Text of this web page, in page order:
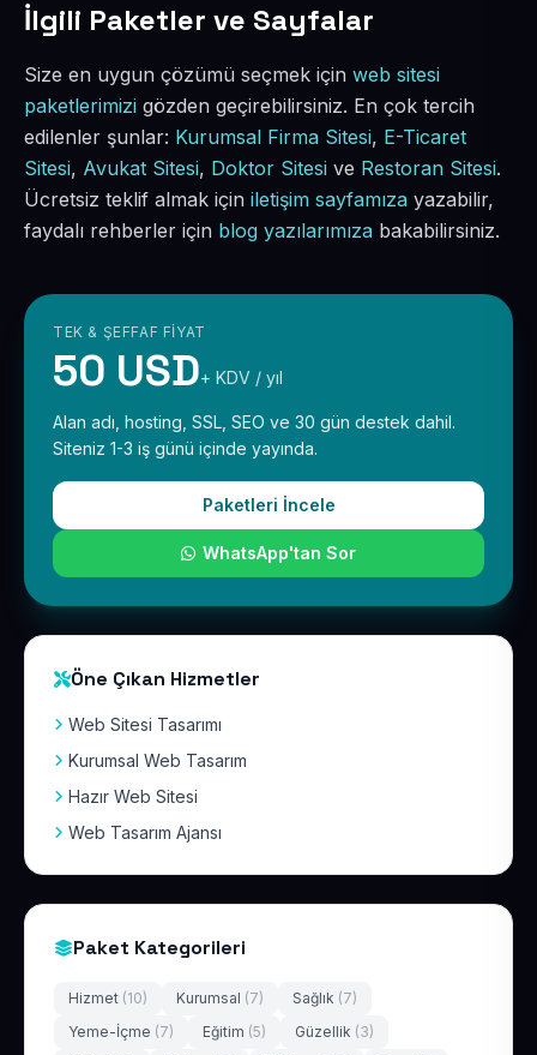
İlgili Paketler ve Sayfalar
Size en uygun çözümü seçmek için web sitesi
paketlerimizi gözden geçirebilirsiniz. En çok tercih
edilenler şunlar: Kurumsal Firma Sitesi, E-Ticaret
Sitesi, Avukat Sitesi, Doktor Sitesi ve Restoran Sitesi.
Ücretsiz teklif almak için iletişim sayfamıza yazabilir,
faydalı rehberler için blog yazılarımıza bakabilirsiniz.
TEK & ŞEFFAF FIYAT
50 USD+ KDV / yıl
Alan adı, hosting, SSL, SEO ve 30 gün destek dahil.
Siteniz 1-3 iş günü içinde yayında.
Paketleri İncele
WhatsApp'tan Sor
Öne Çıkan Hizmetler
Web Sitesi Tasarımı
Kurumsal Web Tasarım
Hazır Web Sitesi
Web Tasarım Ajansı
Paket Kategorileri
Hizmet (10) Kurumsal (7) Sağlık (7)
Yeme-İçme (7) Eğitim (5) Güzellik (3)